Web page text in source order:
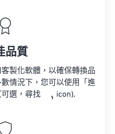
品質
製化軟體，以確保轉換品
情況下，您可以使用「進
選，尋找
icon).